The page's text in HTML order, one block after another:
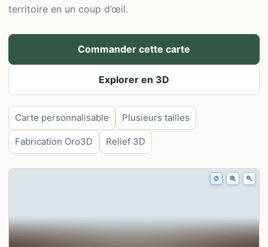
territoire en un coup d’œil.
Commander cette carte
Explorer en 3D
Carte personnalisable Plusieurs tailles
Fabrication Oro3D Relief 3D